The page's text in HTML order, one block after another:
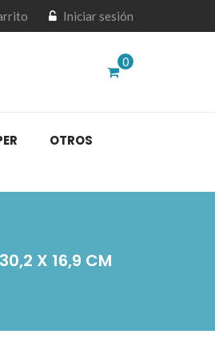
Iniciar sesión
0
OTROS
X 16,9 CM